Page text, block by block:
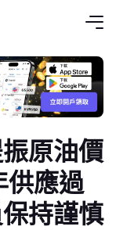
原油價
供應過
持謹慎